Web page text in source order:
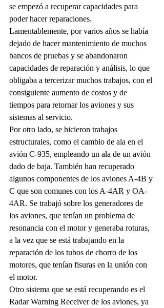
se empezó a recuperar capacidades para
poder hacer reparaciones.
Lamentablemente, por varios años se había
dejado de hacer mantenimiento de muchos
bancos de pruebas y se abandonaron
capacidades de reparación y análisis, lo que
obligaba a tercerizar muchos trabajos, con el
consiguiente aumento de costos y de
tiempos para retornar los aviones y sus
sistemas al servicio.
Por otro lado, se hicieron trabajos
estructurales, como el cambio de ala en el
avión C-935, empleando un ala de un avión
dado de baja. También han recuperado
algunos componentes de los aviones A-4B y
C que son comunes con los A-4AR y OA-
4AR. Se trabajó sobre los generadores de
los aviones, que tenían un problema de
resonancia con el motor y generaba roturas,
a la vez que se está trabajando en la
reparación de los tubos de chorro de los
motores, que tenían fisuras en la unión con
el motor.
Otro sistema que se está recuperando es el
Radar Warning Receiver de los aviones, ya